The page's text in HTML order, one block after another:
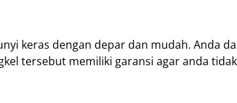
keras dengan depar dan mudah. Anda
tersebut memiliki garansi agar anda tidak